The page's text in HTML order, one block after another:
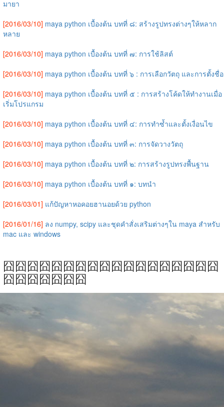
มายา
[2016/03/10] maya python เบื้องต้น บทที่ ๘: สร้างรูปทรงต่างๆให้หลาก
หลาย
[2016/03/10] maya python เบื้องต้น บทที่ ๗: การใช้ลิสต์
[2016/03/10] maya python เบื้องต้น บทที่ ๖ : การเลือกวัตถุ และการตั้งชื่อ
[2016/03/10] maya python เบื้องต้น บทที่ ๕ : การสร้างโค้ดให้ทำงานเมื่อ
เริ่มโปรแกรม
[2016/03/10] maya python เบื้องต้น บทที่ ๔: การทำซ้ำและตั้งเงื่อนไข
[2016/03/10] maya python เบื้องต้น บทที่ ๓: การจัดวางวัตถุ
[2016/03/10] maya python เบื้องต้น บทที่ ๒: การสร้างรูปทรงพื้นฐาน
[2016/03/10] maya python เบื้องต้น บทที่ ๑: บทนำ
[2016/03/01] แก้ปัญหาหอคอยฮานอยด้วย python
[2016/01/16] ลง numpy, scipy และชุดคำสั่งเสริมต่างๆใน maya สำหรับ
mac และ windows
囧囧囧囧囧囧囧囧囧囧囧囧囧囧囧囧囧囧
囧囧囧囧囧囧囧